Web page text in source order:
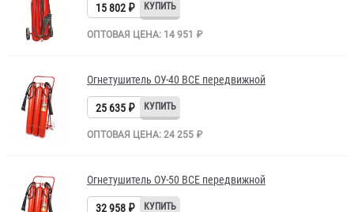
15 802 ₽
ОПТОВАЯ ЦЕНА: 14 951 ₽
Огнетушитель ОУ-40 BCE передвижной
25 635 ₽
ОПТОВАЯ ЦЕНА: 24 255 ₽
Огнетушитель ОУ-50 BCE передвижной
32 958 ₽